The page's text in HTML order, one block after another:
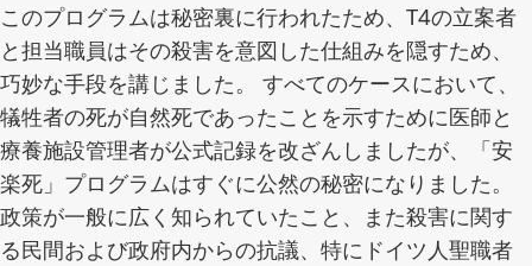
このプログラムは秘密裏に行われたため、T4の立案者
と担当職員はその殺害を意図した仕組みを隠すため、
巧妙な手段を講じました。 すべてのケースにおいて、
犠牲者の死が自然死であったことを示すために医師と
療養施設管理者が公式記録を改ざんしましたが、「安
楽死」プログラムはすぐに公然の秘密になりました。
政策が一般に広く知られていたこと、また殺害に関す
る民間および政府内からの抗議、特にドイツ人聖職者